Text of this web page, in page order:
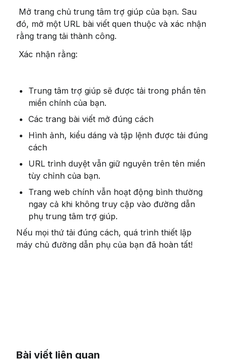
đó, mở một URL bài viết quen thuộc và xác nhận
rằng trang tải thành công.
Xác nhận rằng:
Trung tâm trợ giúp sẽ được tải trong phần tên
miền chính của bạn.
Các trang bài viết mở đúng cách
Hình ảnh, kiểu dáng và tập lệnh được tải đúng
cách
URL trình duyệt vẫn giữ nguyên trên tên miền
tùy chỉnh của bạn.
Trang web chính vẫn hoạt động bình thường
ngay cả khi không truy cập vào đường dẫn
phụ trung tâm trợ giúp.
Nếu mọi thứ tải đúng cách, quá trình thiết lập
máy chủ đường dẫn phụ của bạn đã hoàn tất!
Bài viết liên quan